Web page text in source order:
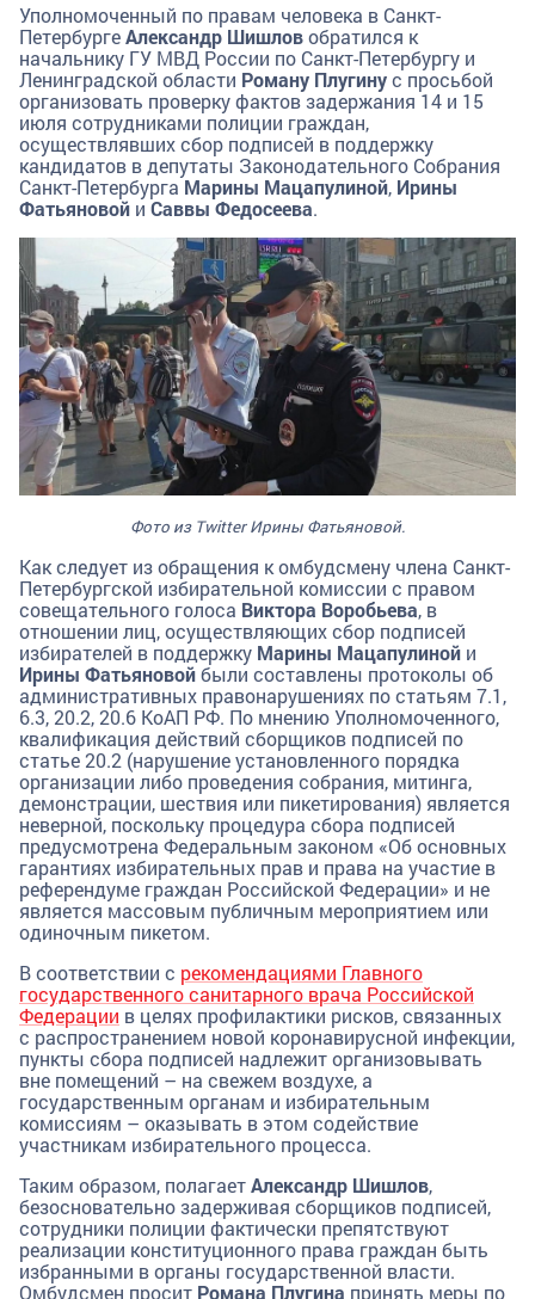
Уполномоченный по правам человека в Санкт-
ПетербургеАлександр Шишловобратился к
начальнику ГУ МВД России по Санкт-Петербургу и
Ленинградской области Роману Плугинус просьбой
организовать проверку фактов задержания 14 и 15
июля сотрудниками полиции граждан,
осуществлявших сбор подписей в поддержку
кандидатов в депутаты Законодательного Собрания
Санкт-ПетербургаМарины Мацапулиной, Ирины
Фатьяновой и Саввы Федосеева.
Фото из Twitter Ирины Фатьяновой.
Как следует из обращения к омбудсмену члена Санкт-
Петербургской избирательной комиссии с правом
совещательного голоса Виктора Воробьева, в
отношении лиц, осуществляющих сбор подписей
избирателей в поддержку Марины Мацапулиной и
Ирины Фатьяновойбыли составлены протоколы об
административных правонарушениях по статьям 7.1,
6.3, 20.2, 20.6 КоАП РФ. По мнению Уполномоченного,
квалификация действий сборщиков подписей по
статье 20.2 (нарушение установленного порядка
организации либо проведения собрания, митинга,
демонстрации, шествия или пикетирования) является
неверной, поскольку процедура сбора подписей
предусмотрена Федеральным законом «Об основных
гарантиях избирательных прав и права на участие в
референдуме граждан Российской Федерации» и не
является массовым публичным мероприятием или
одиночным пикетом.
В соответствии с рекомендациями Главного
государственного санитарного врача Российской
Федерации в целях профилактики рисков, связанных
с распространением новой коронавирусной инфекции,
пункты сбора подписей надлежит организовывать
вне помещений – на свежем воздухе, а
государственным органам и избирательным
комиссиям – оказывать в этом содействие
участникам избирательного процесса.
Таким образом, полагаетАлександр Шишлов,
безосновательно задерживая сборщиков подписей,
сотрудники полиции фактически препятствуют
реализации конституционного права граждан быть
избранными в органы государственной власти.
Омбудсмен просит Романа Плугина принять меры по